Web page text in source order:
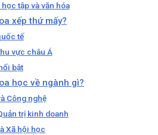
tập và văn hóa
xếp thứ mấy?
tế
vực châu Á
bật
học về ngành gì?
Công nghệ
trị kinh doanh
Xã hội học